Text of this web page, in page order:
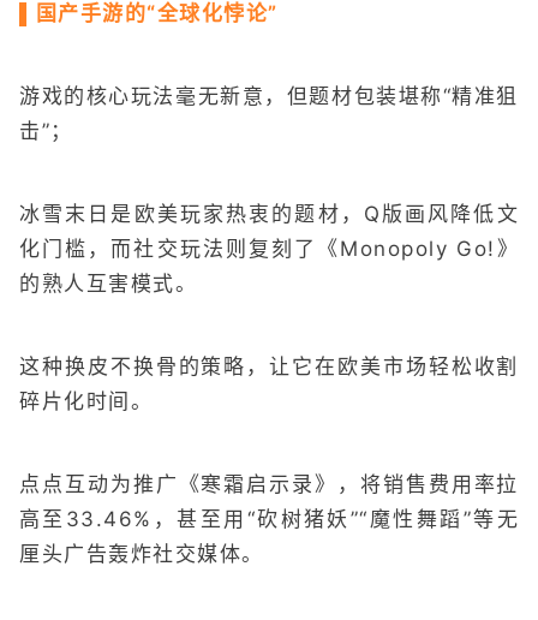
▌国产手游的“全球化悖论”
游戏的核心玩法毫无新意，但题材包装堪称“精准狙
击”；
冰雪末日是欧美玩家热衷的题材，Q版画风降低文
化门槛，而社交玩法则复刻了《Monopoly Go!》
的熟人互害模式。
这种换皮不换骨的策略，让它在欧美市场轻松收割
碎片化时间。
点点互动为推广《寒霜启示录》，将销售费用率拉
高至33.46%，甚至用“砍树猪妖”“魔性舞蹈”等无
厘头广告轰炸社交媒体。